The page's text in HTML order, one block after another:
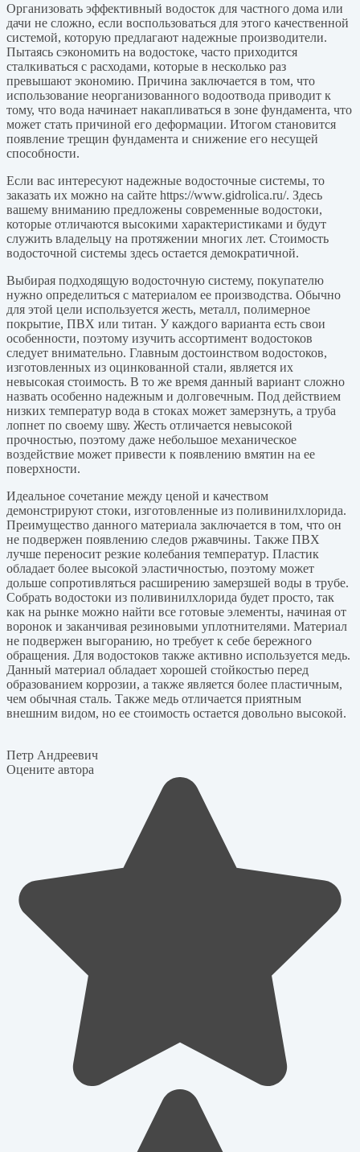
Организовать эффективный водосток для частного дома или
дачи не сложно, если воспользоваться для этого качественной
системой, которую предлагают надежные производители.
Пытаясь сэкономить на водостоке, часто приходится
сталкиваться с расходами, которые в несколько раз
превышают экономию. Причина заключается в том, что
использование неорганизованного водоотвода приводит к
тому, что вода начинает накапливаться в зоне фундамента, что
может стать причиной его деформации. Итогом становится
появление трещин фундамента и снижение его несущей
способности.
Если вас интересуют надежные водосточные системы, то
заказать их можно на сайте https://www.gidrolica.ru/. Здесь
вашему вниманию предложены современные водостоки,
которые отличаются высокими характеристиками и будут
служить владельцу на протяжении многих лет. Стоимость
водосточной системы здесь остается демократичной.
Выбирая подходящую водосточную систему, покупателю
нужно определиться с материалом ее производства. Обычно
для этой цели используется жесть, металл, полимерное
покрытие, ПВХ или титан. У каждого варианта есть свои
особенности, поэтому изучить ассортимент водостоков
следует внимательно. Главным достоинством водостоков,
изготовленных из оцинкованной стали, является их
невысокая стоимость. В то же время данный вариант сложно
назвать особенно надежным и долговечным. Под действием
низких температур вода в стоках может замерзнуть, а труба
лопнет по своему шву. Жесть отличается невысокой
прочностью, поэтому даже небольшое механическое
воздействие может привести к появлению вмятин на ее
поверхности.
Идеальное сочетание между ценой и качеством
демонстрируют стоки, изготовленные из поливинилхлорида.
Преимущество данного материала заключается в том, что он
не подвержен появлению следов ржавчины. Также ПВХ
лучше переносит резкие колебания температур. Пластик
обладает более высокой эластичностью, поэтому может
дольше сопротивляться расширению замерзшей воды в трубе.
Собрать водостоки из поливинилхлорида будет просто, так
как на рынке можно найти все готовые элементы, начиная от
воронок и заканчивая резиновыми уплотнителями. Материал
не подвержен выгоранию, но требует к себе бережного
обращения. Для водостоков также активно используется медь.
Данный материал обладает хорошей стойкостью перед
образованием коррозии, а также является более пластичным,
чем обычная сталь. Также медь отличается приятным
внешним видом, но ее стоимость остается довольно высокой.
Петр Андреевич
Оцените автора